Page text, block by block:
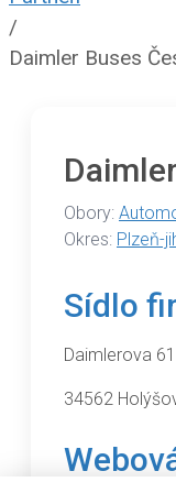
/
Daimler Buses
Obory:
Okres: Plzeň-
Sídlo
Daimlerova
34562